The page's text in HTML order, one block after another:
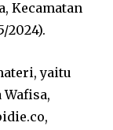
Kecamatan
2024).
yaitu